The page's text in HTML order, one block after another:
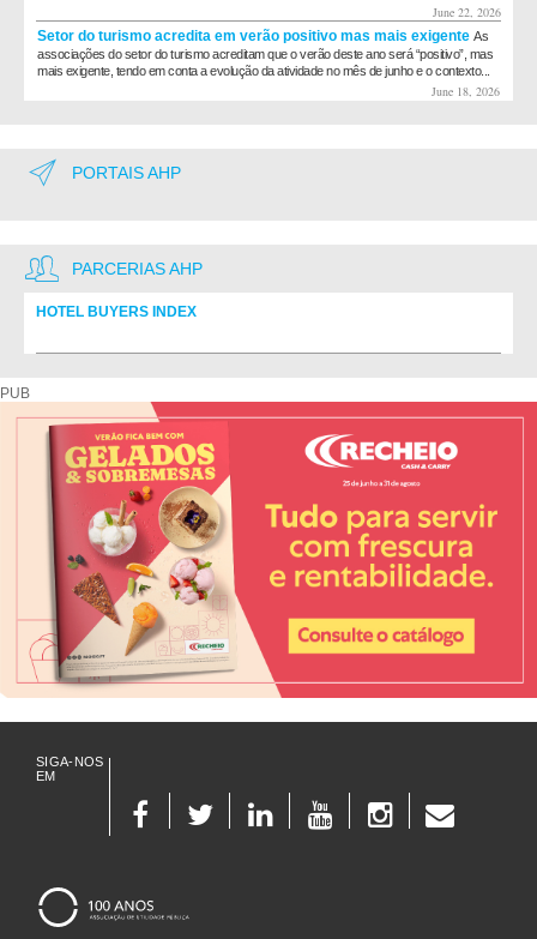
June 22, 2026
Setor do turismo acredita em verão positivo mas mais exigente As
associações do setor do turismo acreditam que o verão deste ano será “positivo”, mas
mais exigente, tendo em conta a evolução da atividade no mês de junho e o contexto...
June 18, 2026
PORTAIS AHP
PARCERIAS AHP
HOTEL BUYERS INDEX
PUB
SIGA-NOS
EM